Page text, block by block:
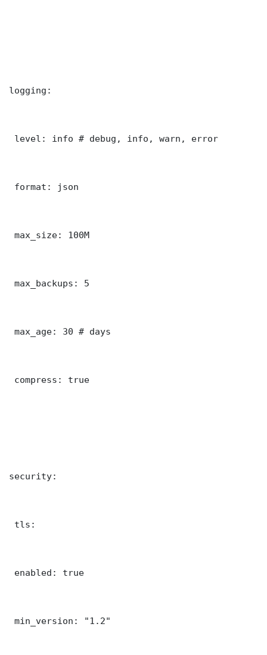
logging:
level: info # debug, info, warn, error
format: json
max_size: 100M
max_backups: 5
max_age: 30 # days
compress: true
security:
tls:
enabled: true
min_version: "1.2"